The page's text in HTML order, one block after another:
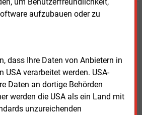
aufzubauen oder zu
dass Ihre Daten von Anbietern in
USA verarbeitet werden. USA-
Daten an dortige Behörden
werden die USA als ein Land mit
unzureichenden